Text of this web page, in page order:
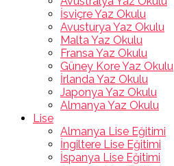
İsviçre Yaz Okulu
Avusturya Yaz Okulu
Malta Yaz Okulu
Fransa Yaz Okulu
Güney Kore Yaz Okulu
İrlanda Yaz Okulu
Japonya Yaz Okulu
Almanya Yaz Okulu
Lise
Almanya Lise Eğitimi
İngiltere Lise Eğitimi
İspanya Lise Eğitimi